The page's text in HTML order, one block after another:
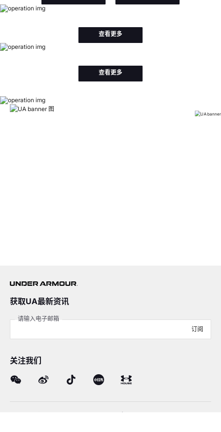
查看更多
查看更多
获取UA最新资讯
请输入电子邮箱
订阅
关注我们